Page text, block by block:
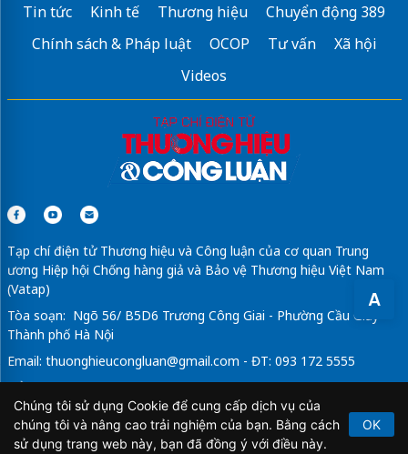
A
Tin tức Kinh tế Thương hiệu
Chuyển động 389
Chính sách & Pháp luật
OCOP Tư vấn
Xã hội
Videos
Tạp chí điện tử Thương hiệu và Công luận của cơ quan Trung
ương Hiệp hội Chống hàng giả và Bảo vệ Thương hiệu Việt Nam
(Vatap)
Tòa soạn: Ngõ 56/ B5D6 Trương Công Giai - Phường Cầu Giấy -
Thành phố Hà Nội
Email: thuonghieucongluan@gmail.com - ĐT: 093 172 5555
Tổng Biên Tập: Vũ Đức Thuận
Giấy phép hoạt động báo chí điện tử số 64/GP-BTTTT do Bộ
Thông tin và Truyền thông cấp ngày 21/2/2020.
Chúng tôi sử dụng Cookie để cung cấp dịch vụ của
chúng tôi và nâng cao trải nghiệm của bạn. Bằng cách
sử dụng trang web này, bạn đã đồng ý với điều này.
OK